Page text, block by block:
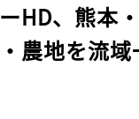
HD、熊本
農地を流